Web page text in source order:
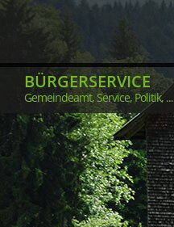
BÜRGERSERVICE
Gemeindeamt, Service, Politik, ...